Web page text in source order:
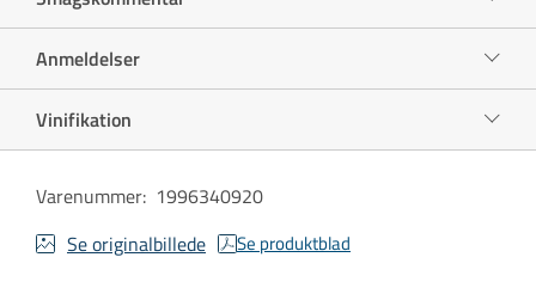
Anmeldelser
Vinifikation
Varenummer: 1996340920
Se originalbillede
Se produktblad